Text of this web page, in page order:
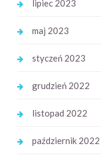
lipiec 2023
maj 2023
styczeń 2023
grudzień 2022
listopad 2022
październik 2022